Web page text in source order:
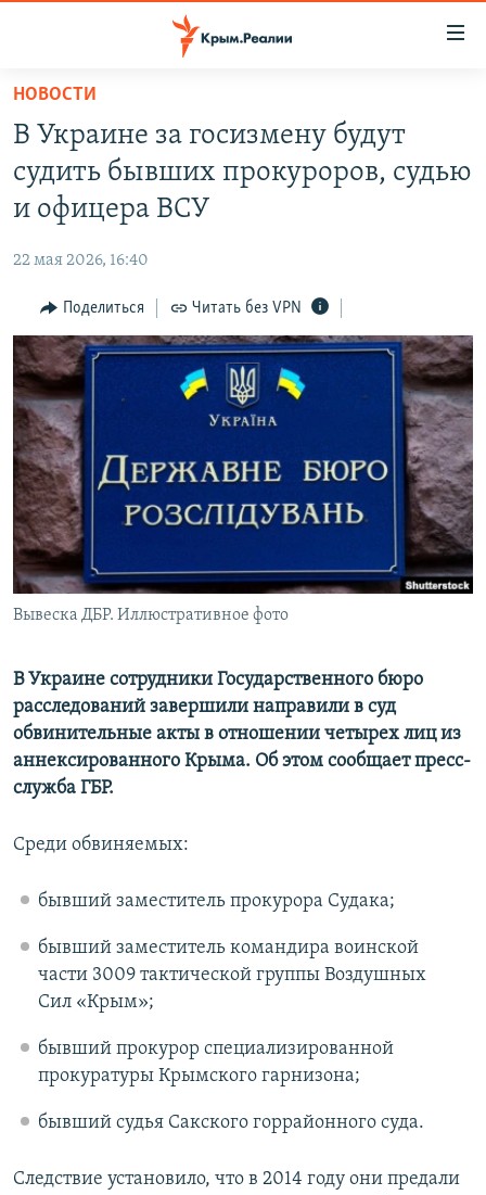
Вернуться
основному
содержанию
Вернутся
главной
Вернутся
поиску
СПЕЦПРОЕКТЫ
ГРУЗ 200
11 ЛЕТ ОККУПАЦИИ КРЫМА. 11 ИСТОРИЙ СОПРОТИВЛЕНИЯ
ВОДА
ЕЩЕ
ИНТЕРАКТИВ
ИНФОГРАФИКА
ТЕЛЕПРОЕКТ КРЫМ.РЕАЛИИ
СОВЕТЫ ПРАВОЗАЩИТНИКОВ
ПРОПАВШИЕ БЕЗ ВЕСТИ
ПОБЕДИТЕЛЕЙ НЕ СУДЯТ?
КРЫМ.НЕПОКОРЕННЫЙ
ELIFBE
УКРАИНСКАЯ ПРОБЛЕМА КРЫМА
РАДІО СВОБОДА
КАК ОБОЙТИ БЛОКИРОВКУ
Українською
Qırımtatar
ПРИСОЕДИНЯЙТЕСЬ!
НОВОСТИ
В Украине за госизмену будут
судить бывших прокуроров, судью
и офицера ВСУ
22 мая 2026, 16:40
Поделиться Читать без VPN
Вывеска ДБР. Иллюстративное фото
В Украине сотрудники Государственного бюро
расследований завершили направили в суд
обвинительные акты в отношении четырех лиц из
аннексированного Крыма. Об этом сообщает пресс-
служба ГБР.
Среди обвиняемых:
бывший заместитель прокурора Судака;
бывший заместитель командира воинской
части 3009 тактической группы Воздушных
Сил «Крым»;
бывший прокурор специализированной
прокуратуры Крымского гарнизона;
бывший судья Сакского горрайонного суда.
Следствие установило, что в 2014 году они предали